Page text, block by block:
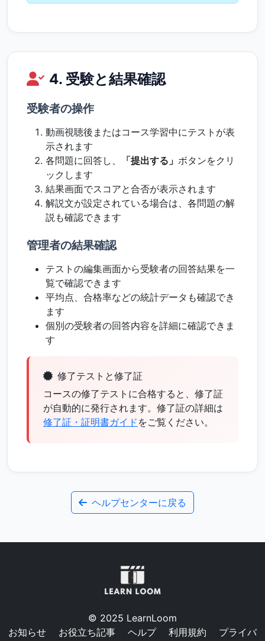
4. 受験と結果確認
受験者の操作
動画視聴後またはコース学習中にテストが表
示されます
各問題に回答し、
「提出する」 ボタンをクリ
ックします
結果画面でスコアと合否が表示されます
解説文が設定されている場合は、各問題の解
説も確認できます
管理者の結果確認
テストの編集画面から受験者の回答結果を一
覧で確認できます
平均点、合格率などの統計データも確認でき
ます
個別の受験者の回答内容を詳細に確認できま
す
修了テストと修了証
コースの修了テストに合格すると、修了証
が自動的に発行されます。修了証の詳細は
修了証・証明書ガイド をご覧ください。
ヘルプセンターに戻る
© 2025 LearnLoom
お知らせ
お役立ち記事 ヘルプ 利用規約
プライバ